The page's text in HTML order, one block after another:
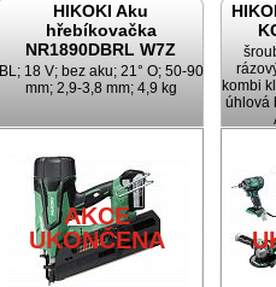
HIKOKI Aku
hřebíkovačka
NR1890DBRL W7Z
BL; 18 V; bez aku; 21° O; 50-90
mm; 2,9-3,8 mm; 4,9 kg
AKCE
UKONČENA
kombi
úhlová